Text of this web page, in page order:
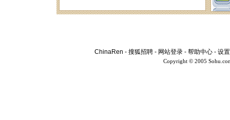
ChinaRen - 搜狐招聘 - 网站登录 - 帮助中心 - 设
Copyright © 2005